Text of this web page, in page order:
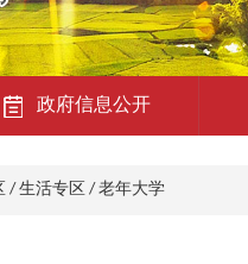
政府信息公开
/ 生活专区 / 老年大学